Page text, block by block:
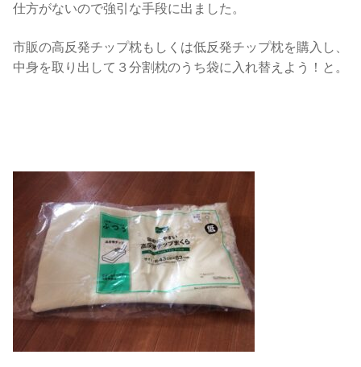
仕方がないので強引な手段に出ました。
市販の高反発チップ枕もしくは低反発チップ枕を購入し、
中身を取り出して３分割枕のうち袋に入れ替えよう！と。